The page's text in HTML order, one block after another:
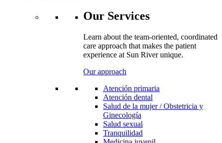
Our Services
Learn about the team-oriented, coordinated
care approach that makes the patient
experience at Sun River unique.
Our approach
Atención primaria
Atención dental
Salud de la mujer / Obstetricia y
Ginecología
Salud sexual
Tranquilidad